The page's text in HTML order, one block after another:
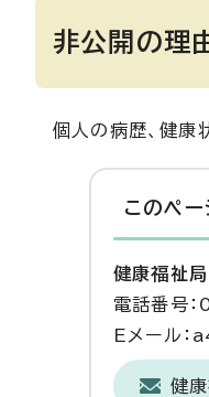
非公開の理
個人の病歴、健康
このペー
健康福祉
電話番号
Eメール
健